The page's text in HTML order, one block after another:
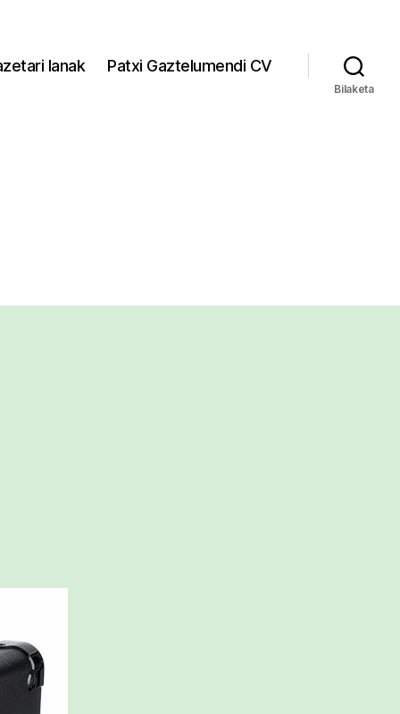
lanak Patxi Gaztelumendi CV
Bilaketa